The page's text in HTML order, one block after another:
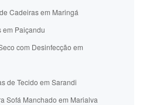
Cadeiras em Maringá
em Paiçandu
com Desinfecção em
de Tecido em Sarandi
Sofá Manchado em Marialva